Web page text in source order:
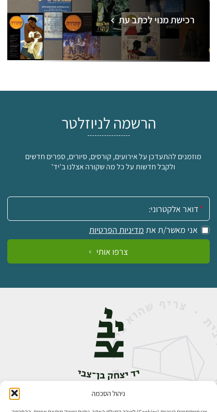
ניהול הסכמה
רכישת מנוי לכתב עת
הרשמה לניוזלטר
מוזמנים להתעדכן על אירועים, קורסים, סיורים, ספרים חדשים
ולקבל חדשות על כל מה שקורה אצלנו ב'יד'
אימייל:
אני מאשר/ת את מדיניות הפרטיות
צרפו אותי
אבן גבירול 14, רחביה, ירושלים